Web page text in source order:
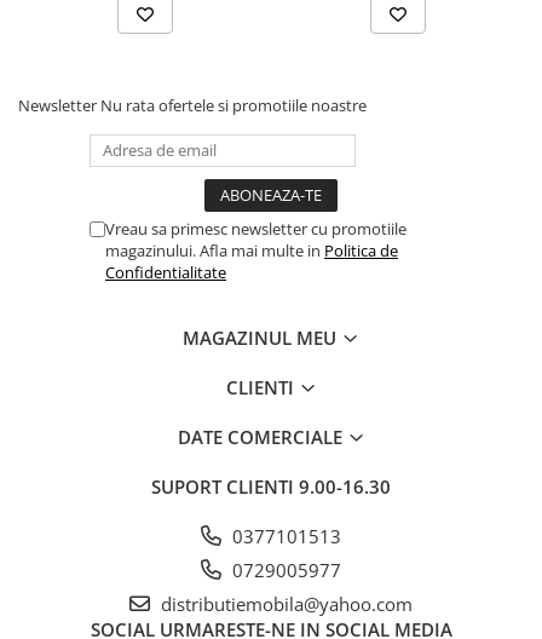
Newsletter Nu rata ofertele si promotiile noastre
Vreau sa primesc newsletter cu promotiile
magazinului. Afla mai multe in Politica de
Confidentialitate
MAGAZINUL MEU
CLIENTI
DATE COMERCIALE
SUPORT CLIENTI 9.00-16.30
0377101513
0729005977
distributiemobila@yahoo.com
SOCIAL URMARESTE-NE IN SOCIAL MEDIA